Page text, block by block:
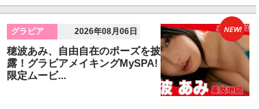
グラビア 2026年08月06日
穂波あみ、自由自在のポーズを披
露！グラビアメイキングMySPA!
限定ムービ...
NEW!